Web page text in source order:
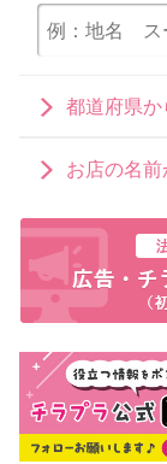
都道府県
お店の名